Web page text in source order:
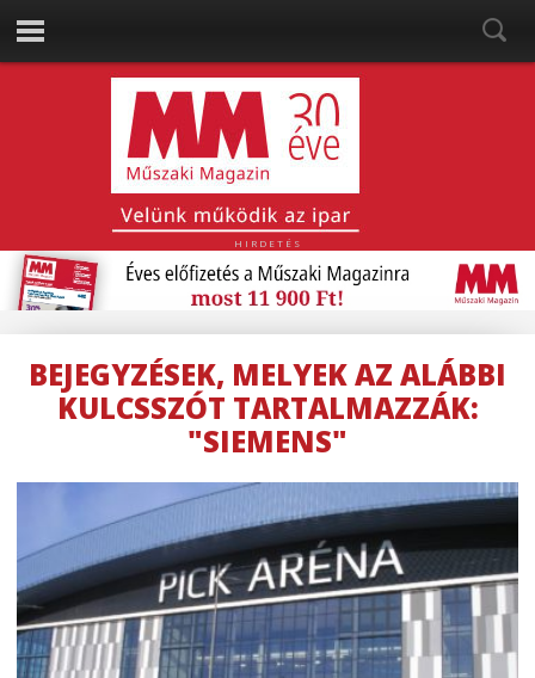
HIRDETÉS
BEJEGYZÉSEK, MELYEK AZ ALÁBBI
KULCSSZÓT TARTALMAZZÁK:
"SIEMENS"